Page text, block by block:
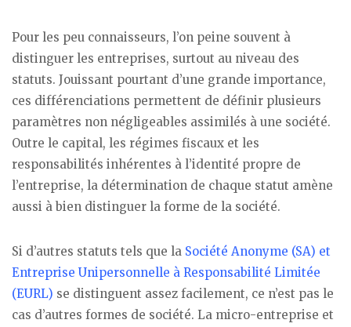
Pour les peu connaisseurs, l’on peine souvent à
distinguer les entreprises, surtout au niveau des
statuts. Jouissant pourtant d’une grande importance,
ces différenciations permettent de définir plusieurs
paramètres non négligeables assimilés à une société.
Outre le capital, les régimes fiscaux et les
responsabilités inhérentes à l’identité propre de
l’entreprise, la détermination de chaque statut amène
aussi à bien distinguer la forme de la société.
Si d’autres statuts tels que la Société Anonyme (SA) et
Entreprise Unipersonnelle à Responsabilité Limitée
(EURL) se distinguent assez facilement, ce n’est pas le
cas d’autres formes de société. La micro-entreprise et